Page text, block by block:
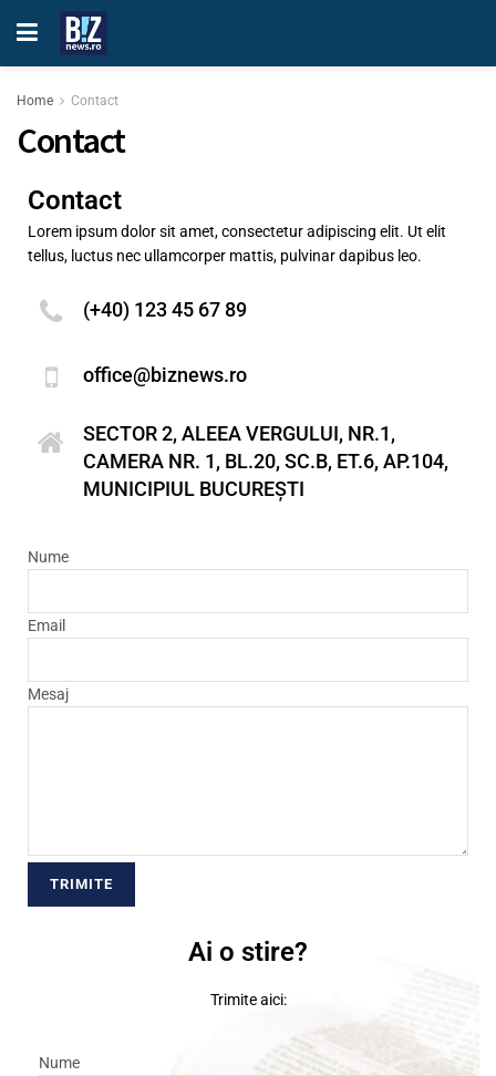
Home Contact
Contact
Contact
Lorem ipsum dolor sit amet, consectetur adipiscing elit. Ut elit
tellus, luctus nec ullamcorper mattis, pulvinar dapibus leo.
(+40) 123 45 67 89
office@biznews.ro
SECTOR 2, ALEEA VERGULUI, NR.1,
CAMERA NR. 1, BL.20, SC.B, ET.6, AP.104,
MUNICIPIUL BUCUREŞTI
Nume
Email
Mesaj
Ai o stire?
Trimite aici:
Nume